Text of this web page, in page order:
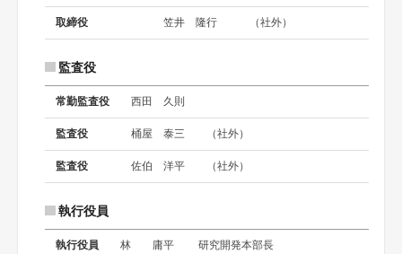
取締役 笠井 隆行 （社外）
監査役
常勤監査役 西田 久則
監査役 桶屋 泰三 （社外）
監査役 佐伯 洋平 （社外）
執行役員
執行役員 林 庸平 研究開発本部長